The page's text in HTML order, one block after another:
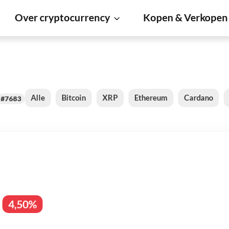
Over cryptocurrency Kopen & Verkopen
#7683 Alle Bitcoin XRP Ethereum Cardano
4,50%